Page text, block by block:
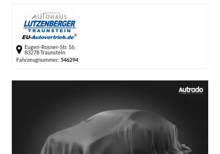
Eugen-Rosner-Str. 16,
83278 Traunstein
Fahrzeugnummer: 546294